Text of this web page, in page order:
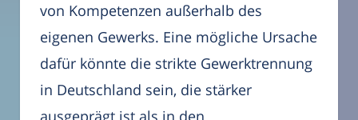
von Kompetenzen außerhalb des
eigenen Gewerks. Eine mögliche Ursache
dafür könnte die strikte Gewerktrennung
in Deutschland sein, die stärker
ausgeprägt ist als in den